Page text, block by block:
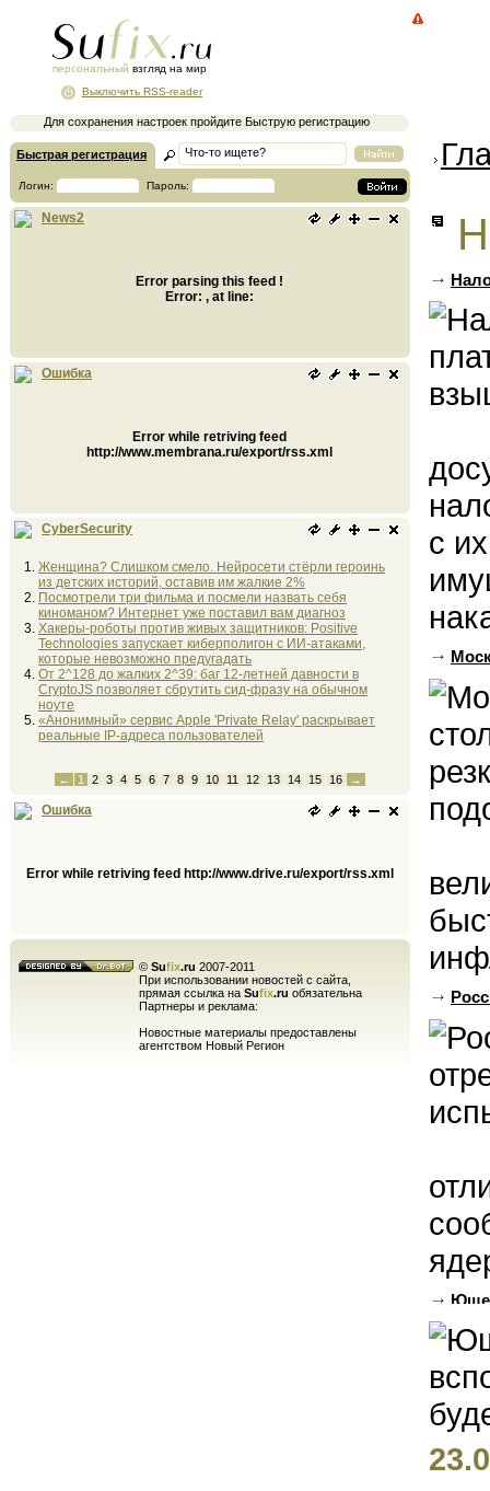
персональный взгляд на мир
Для сохранения настроек пройдите Быструю регистрацию
Выключить RSS-reader
Быстрая регистрация
Логин: Пароль:
News2
Error parsing this feed !
Error: , at line:
Ошибка
Error while retriving feed
http://www.membrana.ru/export/rss.xml
CyberSecurity
Женщина? Слишком смело. Нейросети стёрли героинь
из детских историй, оставив им жалкие 2%
Посмотрели три фильма и посмели назвать себя
киноманом? Интернет уже поставил вам диагноз
Хакеры-роботы против живых защитников: Positive
Technologies запускает киберполигон с ИИ-атаками,
которые невозможно предугадать
От 2^128 до жалких 2^39: баг 12-летней давности в
CryptoJS позволяет сбрутить сид-фразу на обычном
ноуте
«Анонимный» сервис Apple 'Private Relay' раскрывает
реальные IP-адреса пользователей
← 1 2 3 4 5 6 7 8 9 10 11 12 13 14 15 16 →
Ошибка
Error while retriving feed http://www.drive.ru/export/rss.xml
© Sufix.ru 2007-2011
При использовании новостей с сайта,
прямая ссылка на Sufix.ru обязательна
Партнеры и реклама:
Новостные материалы предоставлены
агентством Новый Регион
с
будем